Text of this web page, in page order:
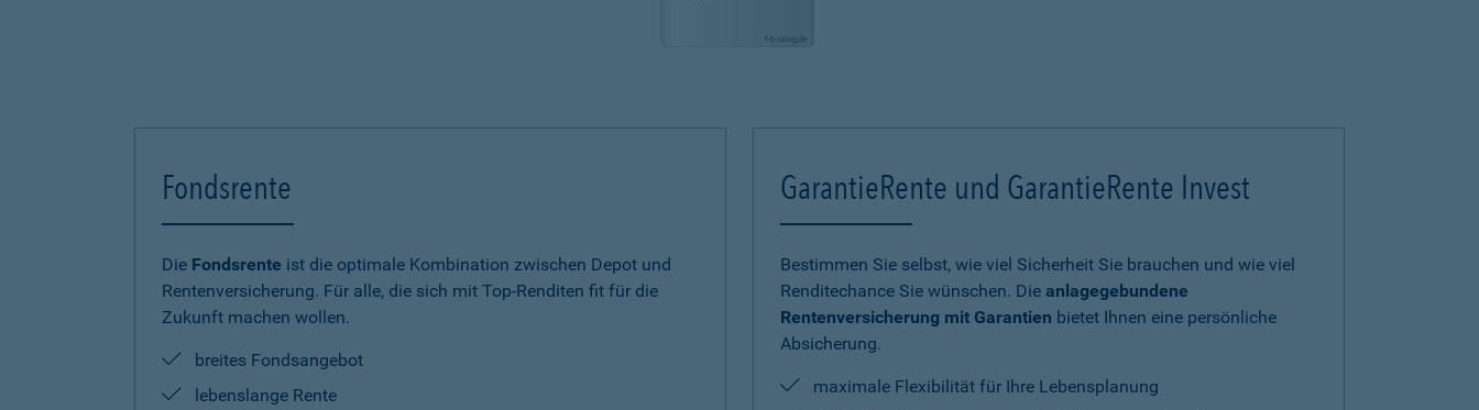
Fondsrente
Die Fondsrente ist die optimale Kombination zwischen Depot und
Rentenversicherung. Für alle, die sich mit Top-Renditen fit für die
Zukunft machen wollen.
breites Fondsangebot
lebenslange Rente
GarantieRente und GarantieRente Invest
Bestimmen Sie selbst, wie viel Sicherheit Sie brauchen und wie viel
Renditechance Sie wünschen. Die anlagegebundene
Rentenversicherung mit Garantien bietet Ihnen eine persönliche
Absicherung.
maximale Flexibilität für Ihre Lebensplanung